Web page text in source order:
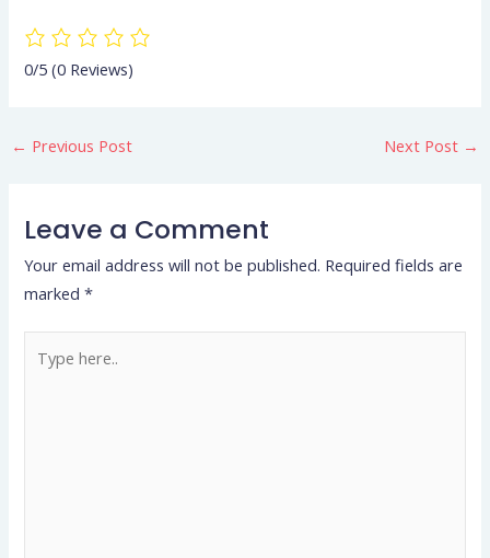
0/5(0 Reviews)
← Previous Post Next Post →
Leave a Comment
Your email address will not be published. Required fields are
marked*
here..